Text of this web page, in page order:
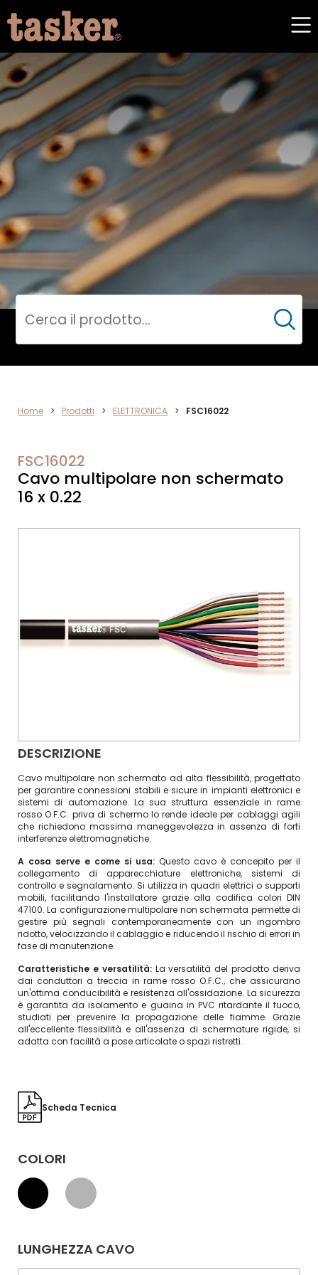
ELETTRONICA
Cerca
Home > Prodotti > ELETTRONICA > FSC16022
FSC16022
Cavo multipolare non schermato
16 x 0.22
DESCRIZIONE
Cavo multipolare non schermato ad alta flessibilità, progettato
per garantire connessioni stabili e sicure in impianti elettronici e
sistemi di automazione. La sua struttura essenziale in rame
rosso O.F.C. priva di schermo lo rende ideale per cablaggi agili
che richiedono massima maneggevolezza in assenza di forti
interferenze elettromagnetiche.
A cosa serve e come si usa: Questo cavo è concepito per il
collegamento di apparecchiature elettroniche, sistemi di
controllo e segnalamento. Si utilizza in quadri elettrici o supporti
mobili, facilitando l'installatore grazie alla codifica colori DIN
47100. La configurazione multipolare non schermata permette di
gestire più segnali contemporaneamente con un ingombro
ridotto, velocizzando il cablaggio e riducendo il rischio di errori in
fase di manutenzione.
Caratteristiche e versatilità: La versatilità del prodotto deriva
dai conduttori a treccia in rame rosso O.F.C., che assicurano
un'ottima conducibilità e resistenza all'ossidazione. La sicurezza
è garantita da isolamento e guaina in PVC ritardante il fuoco,
studiati per prevenire la propagazione delle fiamme. Grazie
all'eccellente flessibilità e all'assenza di schermature rigide, si
adatta con facilità a pose articolate o spazi ristretti.
Scheda Tecnica
COLORI
LUNGHEZZA CAVO